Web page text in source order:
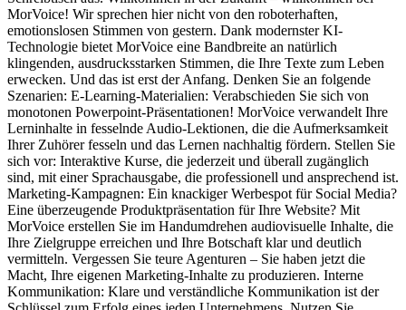
MorVoice! Wir sprechen hier nicht von den roboterhaften,
emotionslosen Stimmen von gestern. Dank modernster KI-
Technologie bietet MorVoice eine Bandbreite an natürlich
klingenden, ausdrucksstarken Stimmen, die Ihre Texte zum Leben
erwecken. Und das ist erst der Anfang. Denken Sie an folgende
Szenarien: E-Learning-Materialien: Verabschieden Sie sich von
monotonen Powerpoint-Präsentationen! MorVoice verwandelt Ihre
Lerninhalte in fesselnde Audio-Lektionen, die die Aufmerksamkeit
Ihrer Zuhörer fesseln und das Lernen nachhaltig fördern. Stellen Sie
sich vor: Interaktive Kurse, die jederzeit und überall zugänglich
sind, mit einer Sprachausgabe, die professionell und ansprechend ist.
Marketing-Kampagnen: Ein knackiger Werbespot für Social Media?
Eine überzeugende Produktpräsentation für Ihre Website? Mit
MorVoice erstellen Sie im Handumdrehen audiovisuelle Inhalte, die
Ihre Zielgruppe erreichen und Ihre Botschaft klar und deutlich
vermitteln. Vergessen Sie teure Agenturen – Sie haben jetzt die
Macht, Ihre eigenen Marketing-Inhalte zu produzieren. Interne
Kommunikation: Klare und verständliche Kommunikation ist der